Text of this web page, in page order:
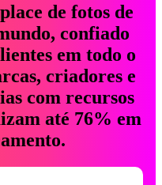
de fotos de
confiado
em todo o
criadores e
com recursos
até 76% em